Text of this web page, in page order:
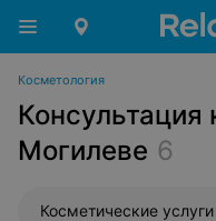
Косметология
Консультация
Могилеве 6